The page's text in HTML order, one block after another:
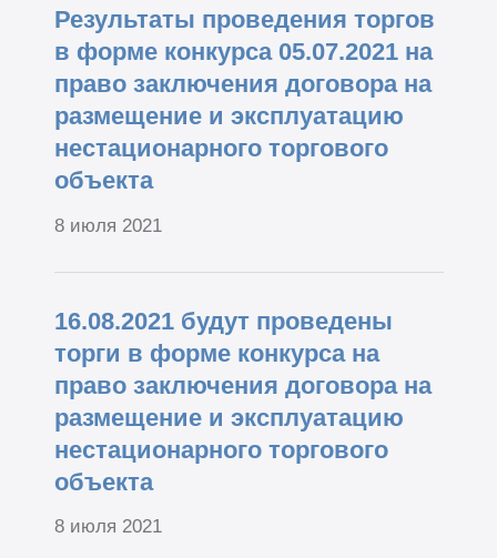
Результаты проведения торгов
в форме конкурса 05.07.2021 на
право заключения договора на
размещение и эксплуатацию
нестационарного торгового
объекта
8 июля 2021
16.08.2021 будут проведены
торги в форме конкурса на
право заключения договора на
размещение и эксплуатацию
нестационарного торгового
объекта
8 июля 2021